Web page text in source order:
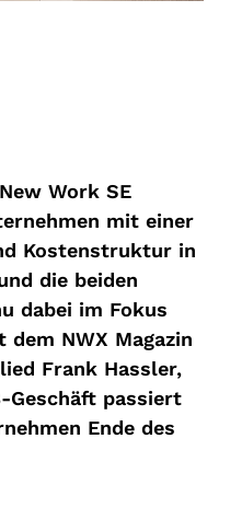
Work SE
mit einer
Kostenstruktur in
die beiden
dabei im Fokus
NWX Magazin
Frank Hassler,
Geschäft passiert
Ende des